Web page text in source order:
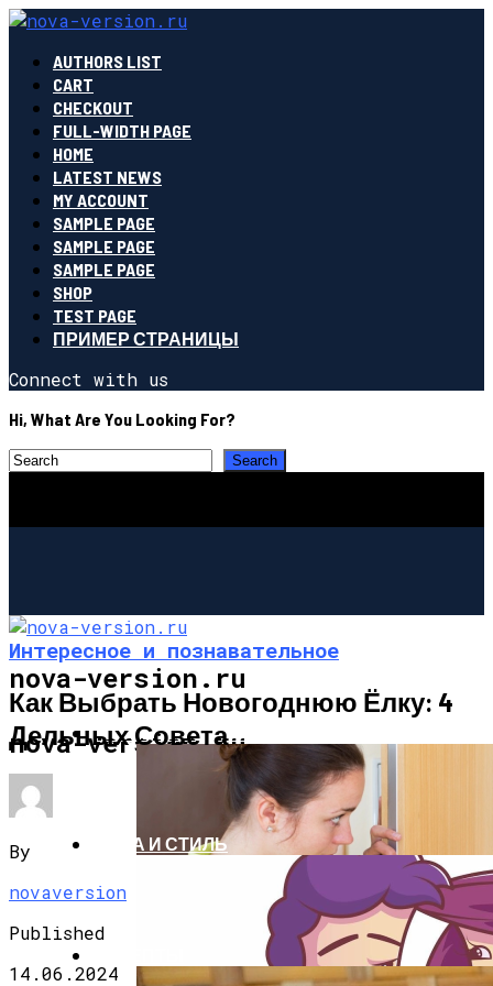
AUTHORS LIST
CART
CHECKOUT
FULL-WIDTH PAGE
HOME
LATEST NEWS
MY ACCOUNT
SAMPLE PAGE
SAMPLE PAGE
SAMPLE PAGE
SHOP
TEST PAGE
ПРИМЕР СТРАНИЦЫ
Connect with us
Hi, What Are You Looking For?
nova-version.ru
nova-version.ru
ИНТЕРЕСНОЕ И ПОЗНАВАТЕЛЬНОЕ
МОДА И СТИЛЬ
Интересное и познавательное
Как Выбрать Новогоднюю Ёлку: 4
Дельных Совета
By
novaversion
Published
14.06.2024